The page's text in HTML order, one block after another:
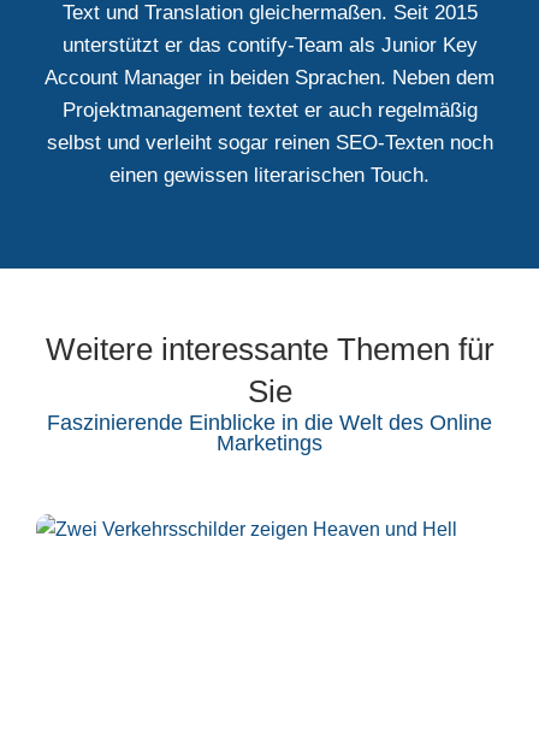
Text und Translation gleichermaßen. Seit 2015
unterstützt er das contify-Team als Junior Key
Account Manager in beiden Sprachen. Neben dem
Projektmanagement textet er auch regelmäßig
selbst und verleiht sogar reinen SEO-Texten noch
einen gewissen literarischen Touch.
Weitere interessante Themen für
Sie
Faszinierende Einblicke in die Welt des Online
Marketings